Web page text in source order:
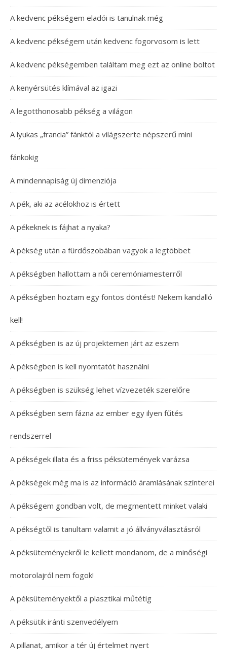
A kedvenc pékségem eladói is tanulnak még
A kedvenc pékségem után kedvenc fogorvosom is lett
A kedvenc pékségemben találtam meg ezt az online boltot
A kenyérsütés klímával az igazi
A legotthonosabb pékség a világon
A lyukas „francia” fánktól a világszerte népszerű mini
fánkokig
A mindennapiság új dimenziója
A pék, aki az acélokhoz is értett
A pékeknek is fájhat a nyaka?
A pékség után a fürdőszobában vagyok a legtöbbet
A pékségben hallottam a női ceremóniamesterről
A pékségben hoztam egy fontos döntést! Nekem kandalló
kell!
A pékségben is az új projektemen járt az eszem
A pékségben is kell nyomtatót használni
A pékségben is szükség lehet vízvezeték szerelőre
A pékségben sem fázna az ember egy ilyen fűtés
rendszerrel
A pékségek illata és a friss péksütemények varázsa
A pékségek még ma is az információ áramlásának színterei
A pékségem gondban volt, de megmentett minket valaki
A pékségtől is tanultam valamit a jó állványválasztásról
A péksüteményekről le kellett mondanom, de a minőségi
motorolajról nem fogok!
A péksüteményektől a plasztikai műtétig
A péksütik iránti szenvedélyem
A pillanat, amikor a tér új értelmet nyert